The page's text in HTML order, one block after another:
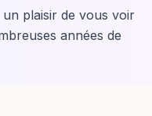
plaisir de vous voir
années de